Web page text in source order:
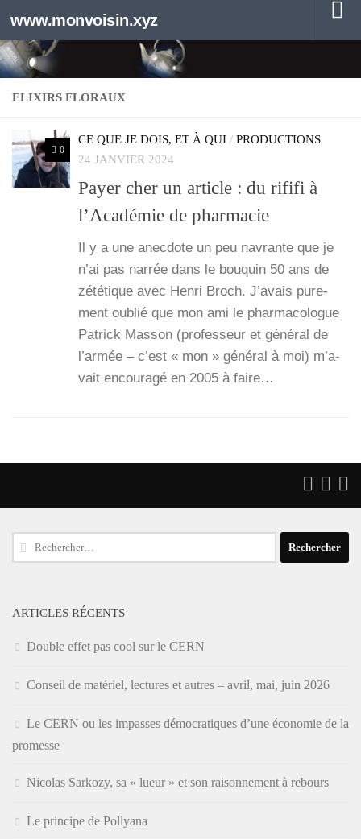
Au dessous du contenu
www.monvoisin.xyz
ELIXIRS FLORAUX
0
CE QUE JE DOIS, ET À QUI / PRODUCTIONS
24 JANVIER 2024
Payer cher un article : du rififi à
l’Académie de pharmacie
Il y a une anec­dote un peu navrante que je
n’ai pas nar­rée dans le bou­quin 50 ans de
zété­tique avec Hen­ri Broch. J’a­vais pure­
ment oublié que mon ami le phar­ma­co­logue
Patrick Mas­son (pro­fes­seur et géné­ral de
l’ar­mée – c’est « mon » géné­ral à moi) m’a­
vait encou­ra­gé en 2005 à faire…
Rechercher :
ARTICLES RÉCENTS
Double effet pas cool sur le CERN
Conseil de matériel, lectures et autres – avril, mai, juin 2026
Le CERN ou les impasses démocratiques d’une économie de la
promesse
Nicolas Sarkozy, sa « lueur » et son raisonnement à rebours
Le principe de Pollyana